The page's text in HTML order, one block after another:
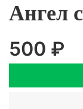
Ангел
500 ₽